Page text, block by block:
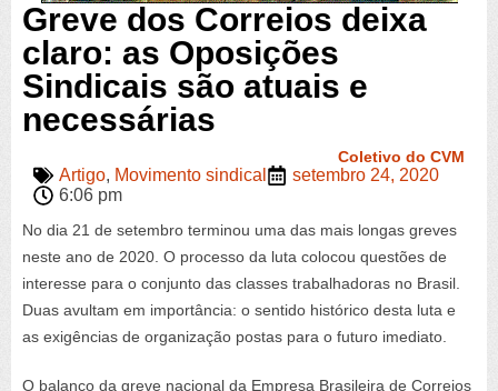
Greve dos Correios deixa
claro: as Oposições
Sindicais são atuais e
necessárias
Coletivo do CVM
Artigo, Movimento sindical
setembro 24, 2020
6:06 pm
No dia 21 de setembro terminou uma das mais longas greves
neste ano de 2020. O processo da luta colocou questões de
interesse para o conjunto das classes trabalhadoras no Brasil.
Duas avultam em importância: o sentido histórico desta luta e
as exigências de organização postas para o futuro imediato.
O balanço da greve nacional da Empresa Brasileira de Correios